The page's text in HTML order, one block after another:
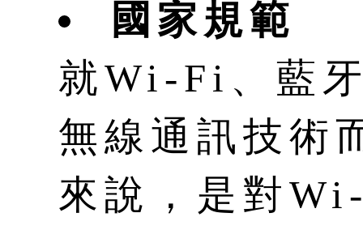
國家規範
就Wi-Fi、藍
無線通訊技術
來說，是對